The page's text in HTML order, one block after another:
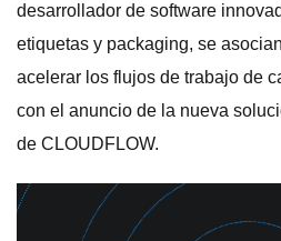
desarrollador de software
etiquetas y packaging, se
acelerar los flujos de trabajo de
con el anuncio de la nueva
de CLOUDFLOW.